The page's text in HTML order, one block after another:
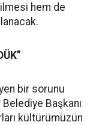
hem de
bir sorunu
Başkanı
kültürümüzün